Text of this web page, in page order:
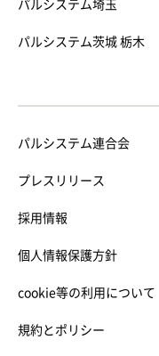
パルシステム埼玉
パルシステム茨城 栃木
パルシステム連合会
プレスリリース
採用情報
個人情報保護方針
cookie等の利用について
規約とポリシー